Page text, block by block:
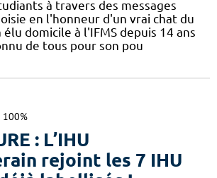
à travers des messages
en l'honneur d'un vrai chat du
domicile à l'IFMS depuis 14 ans
de tous pour son pou
100%
: L’IHU
rejoint les 7 IHU